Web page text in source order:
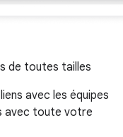
de toutes tailles
avec les équipes
avec toute votre